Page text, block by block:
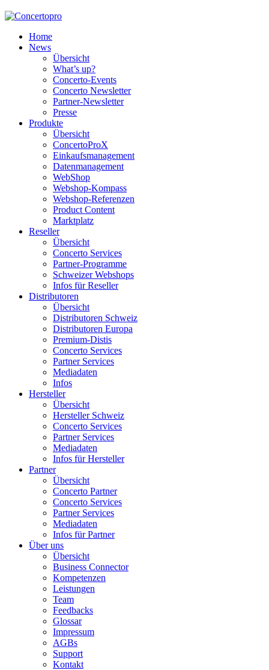
Home
News
Übersicht
What’s up?
Concerto-Events
Concerto Newsletter
Partner-Newsletter
Presse
Produkte
Übersicht
ConcertoProX
Einkaufsmanagement
Datenmanagement
WebShop
Webshop-Kompass
Webshop-Referenzen
Product Content
Marktplatz
Reseller
Übersicht
Concerto Services
Partner-Programme
Schweizer Webshops
Infos für Reseller
Distributoren
Übersicht
Distributoren Schweiz
Distributoren Europa
Premium-Distis
Concerto Services
Partner Services
Mediadaten
Infos
Hersteller
Übersicht
Hersteller Schweiz
Concerto Services
Partner Services
Mediadaten
Infos für Hersteller
Partner
Übersicht
Concerto Partner
Concerto Services
Partner Services
Mediadaten
Infos für Partner
Über uns
Übersicht
Business Connector
Kompetenzen
Leistungen
Team
Feedbacks
Glossar
Impressum
AGBs
Support
Kontakt